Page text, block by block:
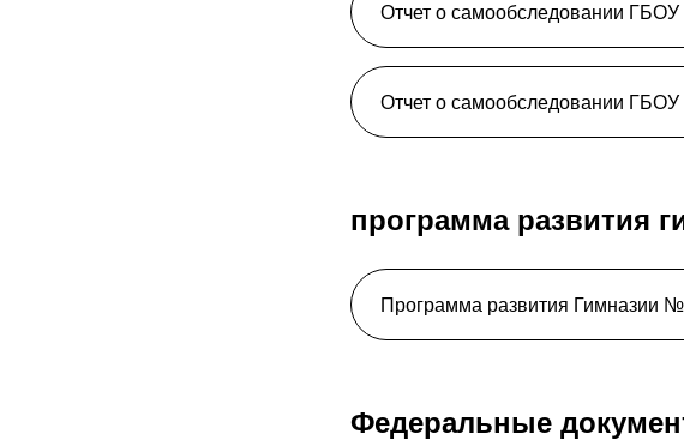
Отчет о самообследовании ГБОУ
Отчет о самообследовании ГБОУ
программа развития
Программа развития Гимназии №
Федеральные